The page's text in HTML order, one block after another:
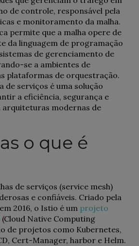
de controle, responsável pela
e monitoramento da malha.
permite que a malha opere de
da linguagem de programação
de gerenciamento de
se a ambientes de
plataformas de orquestração.
de serviços é uma solução
a eficiência, segurança e
arquiteturas modernas de
o que é
de serviços (service mesh)
e confiáveis. Criado pela
2016, o Istio é um projeto
(Cloud Native Computing
de projetos como Kubernetes,
Cert-Manager, harbor e Helm.